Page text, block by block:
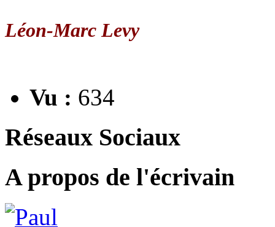
Léon-Marc Levy
Vu : 634
Réseaux Sociaux
A propos de l'écrivain